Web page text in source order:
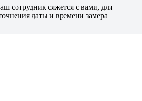
сотрудник сяжется с вами, для
даты и времени замера